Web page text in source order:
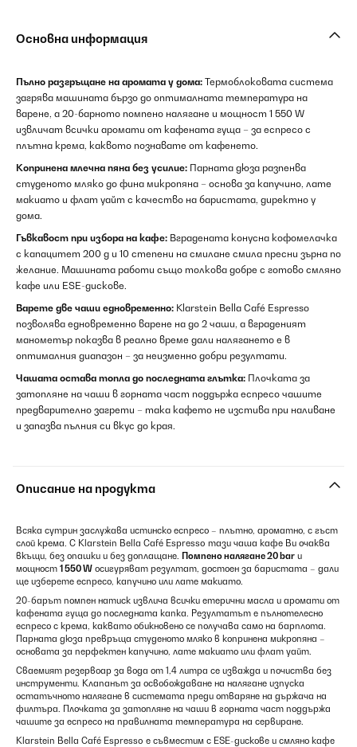
Основна информация
Пълно разгръщане на аромата у дома: Термоблоковата система
загрява машината бързо до оптималната температура на
варене, а 20-барното помпено налягане и мощност 1 550 W
извличат всички аромати от кафената гуща – за еспресо с
плътна крема, каквото познавате от кафенето.
Копринена млечна пяна без усилие: Парната дюза разпенва
студеното мляко до фина микропяна – основа за капучино, лате
макиато и флат уайт с качество на баристата, директно у
дома.
Гъвкавост при избора на кафе: Вградената конусна кофомелачка
с капацитет 200 g и 10 степени на смилане смила пресни зърна по
желание. Машината работи също толкова добре с готово смляно
кафе или ESE-дискове.
Варете две чаши едновременно: Klarstein Bella Café Espresso
позволява едновременно варене на до 2 чаши, а вграденият
манометър показва в реално време дали налягането е в
оптималния диапазон – за неизменно добри резултати.
Чашата остава топла до последната глътка: Плочката за
затопляне на чаши в горната част поддържа еспресо чашите
предварително загрети – така кафето не изстива при наливане
и запазва пълния си вкус до края.
Описание на продукта
Всяка сутрин заслужава истинско еспресо – плътно, ароматно, с гъст
слой крема. С Klarstein Bella Café Espresso тази чаша кафе Ви очаква
вкъщи, без опашки и без доплащане. Помпено налягане 20 bar и
мощност 1 550 W осигуряват резултат, достоен за баристата – дали
ще изберете еспресо, капучино или лате макиато.
20-барът помпен натиск извлича всички етерични масла и аромати от
кафената гуща до последната капка. Резултатът е пълнотелесно
еспресо с крема, каквато обикновено се получава само на барплота.
Парната дюза превръща студеното мляко в копринена микропяна –
основата за перфектен капучино, лате макиато или флат уайт.
Сваемият резервоар за вода от 1,4 литра се изважда и почиства без
инструменти. Клапанът за освобождаване на налягане изпуска
остатъчното налягане в системата преди отваряне на държача на
филтъра. Плочката за затопляне на чаши в горната част поддържа
чашите за еспресо на правилната температура на сервиране.
Klarstein Bella Café Espresso е съвместим с ESE-дискове и смляно кафе